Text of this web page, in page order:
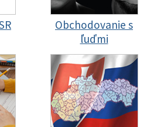
Obchodovanie s
ľuďmi